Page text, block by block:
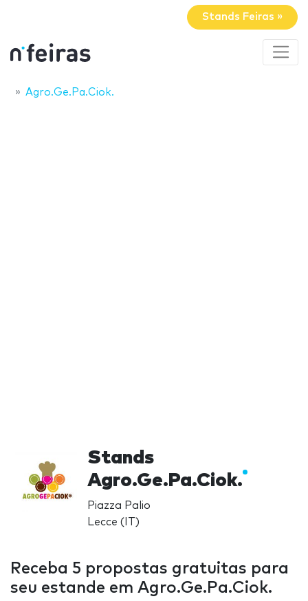
Stands Feiras »
Agro.Ge.Pa.Ciok.
Stands
Agro.Ge.Pa.Ciok.
Piazza Palio
Lecce (IT)
Receba 5 propostas gratuitas para
seu estande em Agro.Ge.Pa.Ciok.